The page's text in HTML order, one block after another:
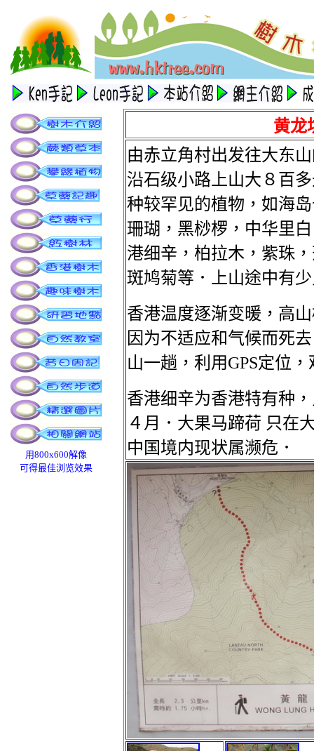
用800x600解像
可得最佳浏览效果
黄龙
由赤立角村出发往大东
沿石级小路上山大８百
种较罕见的植物，如海
珊瑚，黑桫椤，中华里
港细辛，柏拉木，紫珠
斑鸠菊等．上山途中有
香港温度逐渐变暖，高
因为不适应和气候而死
山一趟，利用GPS定位
香港细辛为香港特有种
４月． 大果马蹄荷 只在
中国境内现状属濒危．